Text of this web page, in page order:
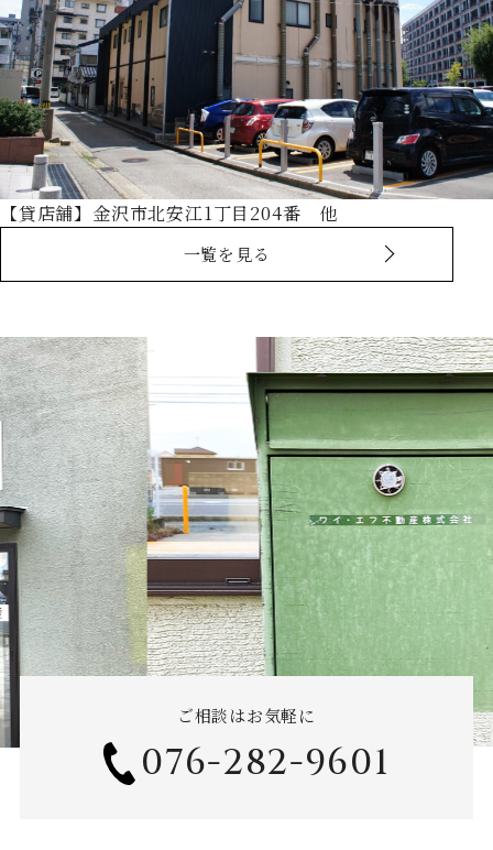
【貸店舗】金沢市北安江1丁目204番 他
一覧を見る
ご相談はお気軽に
076-282-9601